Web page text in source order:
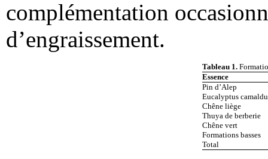
complémentation
d’engraissement.
Tableau 1.
Essence
Pin d’Alep
Eucalyptus
Chêne liège
Thuya de berberie
Chêne vert
Formations basses
Total